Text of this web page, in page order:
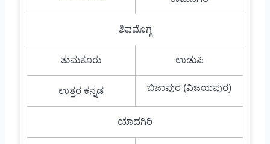
ಶಿವಮೊಗ್ಗ
ತುಮಕೂರು ಉಡುಪಿ
ಉತ್ತರ ಕನ್ನಡ ಬಿಜಾಪುರ (ವಿಜಯಪುರ)
ಯಾದಗಿರಿ